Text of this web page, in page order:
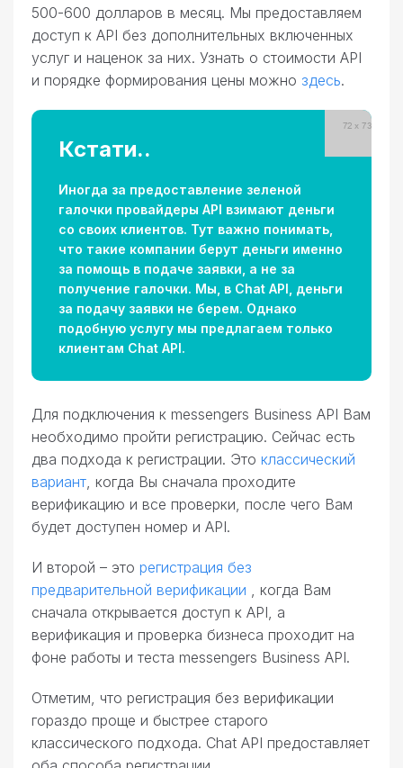
500-600 долларов в месяц. Мы предоставляем
доступ к API без дополнительных включенных
услуг и наценок за них. Узнать о стоимости API
и порядке формирования цены можно здесь.
Кстати..
Иногда за предоставление зеленой
галочки провайдеры API взимают деньги
со своих клиентов. Тут важно понимать,
что такие компании берут деньги именно
за помощь в подаче заявки, а не за
получение галочки. Мы, в Chat API, деньги
за подачу заявки не берем. Однако
подобную услугу мы предлагаем только
клиентам Chat API.
Для подключения к messengers Business API Вам
необходимо пройти регистрацию. Сейчас есть
два подхода к регистрации. Это классический
вариант, когда Вы сначала проходите
верификацию и все проверки, после чего Вам
будет доступен номер и API.
И второй – это регистрация без
предварительной верификации , когда Вам
сначала открывается доступ к API, а
верификация и проверка бизнеса проходит на
фоне работы и теста messengers Business API.
Отметим, что регистрация без верификации
гораздо проще и быстрее старого
классического подхода. Chat API предоставляет